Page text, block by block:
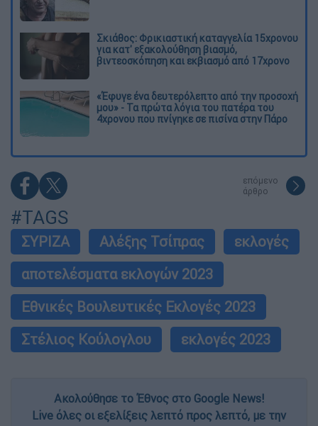
Σκιάθος: Φρικιαστική καταγγελία 15χρονου
για κατ' εξακολούθηση βιασμό,
βιντεοσκόπηση και εκβιασμό από 17χρονο
«Έφυγε ένα δευτερόλεπτο από την προσοχή
μου» - Τα πρώτα λόγια του πατέρα του
4χρονου που πνίγηκε σε πισίνα στην Πάρο
επόμενο
άρθρο
#TAGS
ΣΥΡΙΖΑ Αλέξης Τσίπρας
εκλογές
αποτελέσματα εκλογών 2023
Εθνικές Βουλευτικές Εκλογές 2023
Στέλιος Κούλογλου
εκλογές 2023
Ακολούθησε το Έθνος στο Google News!
Live όλες οι εξελίξεις λεπτό προς λεπτό, με την